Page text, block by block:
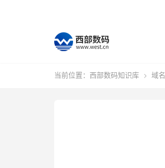
当前位置： 西部数码知识库  域